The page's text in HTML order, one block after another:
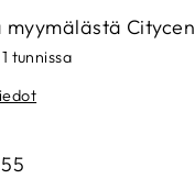
myymälästä
tunnissa